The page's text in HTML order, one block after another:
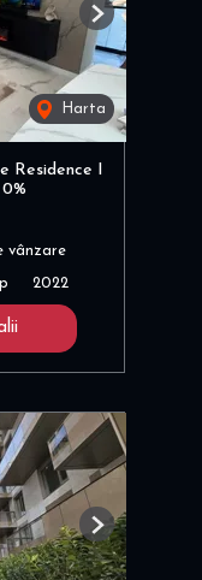
Harta
Next
Residence I
vânzare
2022
Next